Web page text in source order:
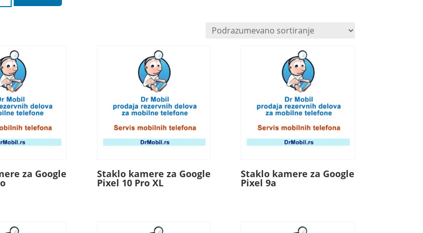
za Google Staklo kamere za Google
Pixel 10 Pro XL
Staklo kamere za Google
Pixel 9a